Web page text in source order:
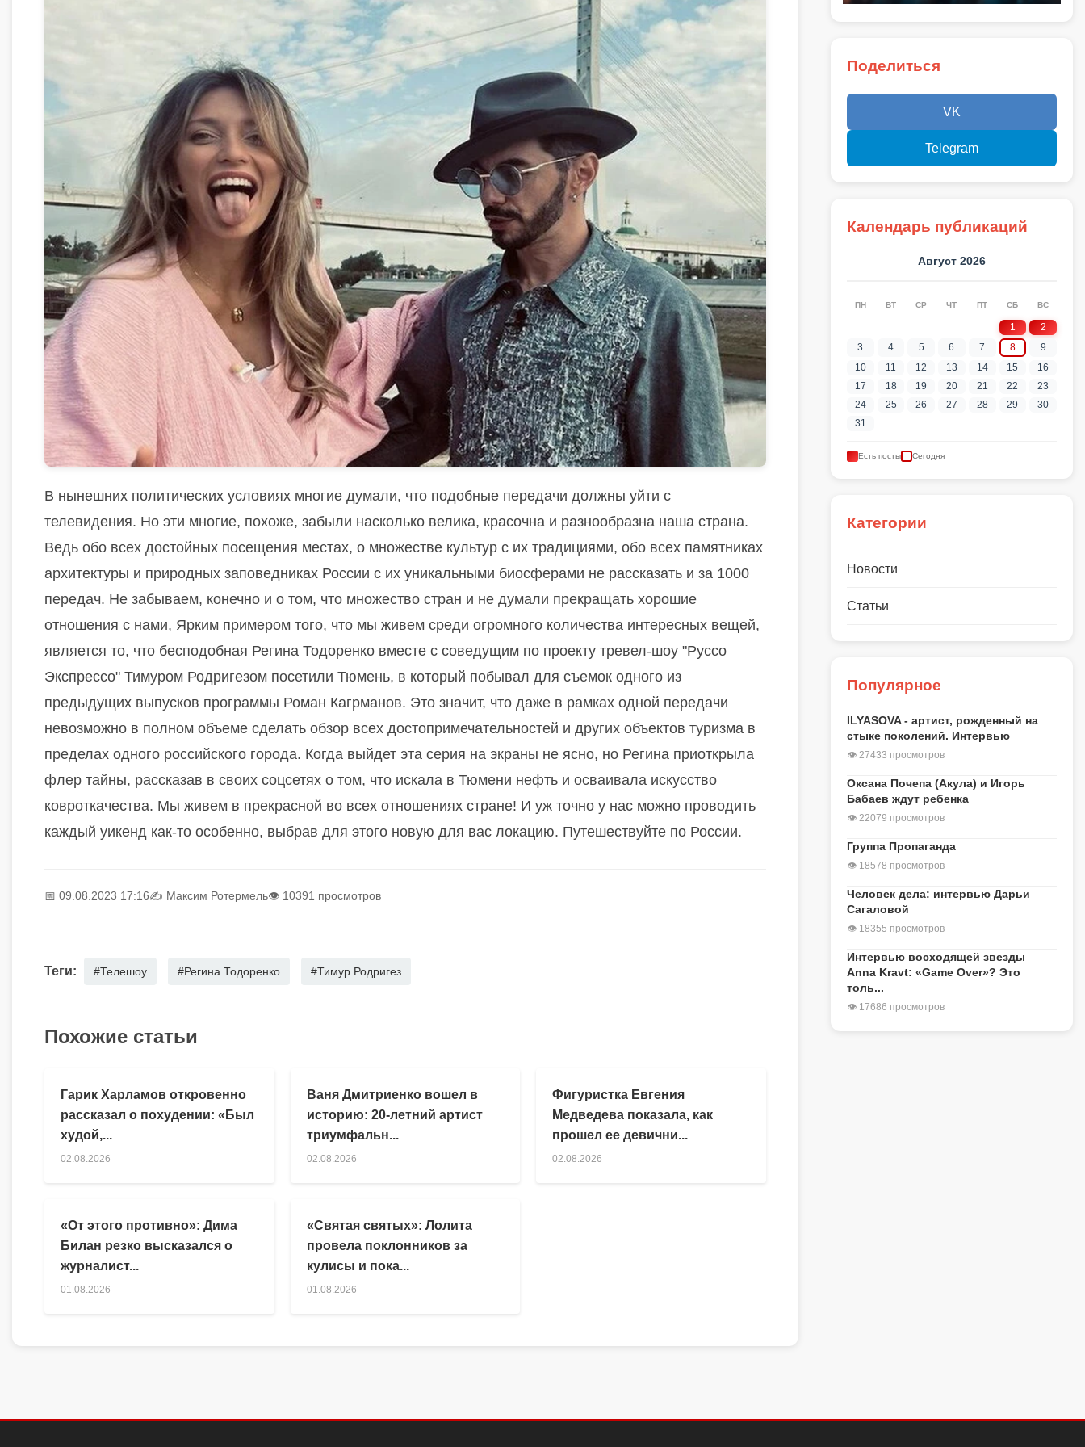
В нынешних политических условиях многие думали, что подобные передачи должны уйти с
телевидения. Но эти многие, похоже, забыли насколько велика, красочна и разнообразна наша страна.
Ведь обо всех достойных посещения местах, о множестве культур с их традициями, обо всех памятниках
архитектуры и природных заповедниках России с их уникальными биосферами не рассказать и за 1000
передач. Не забываем, конечно и о том, что множество стран и не думали прекращать хорошие
отношения с нами, Ярким примером того, что мы живем среди огромного количества интересных вещей,
является то, что бесподобная Регина Тодоренко вместе с соведущим по проекту тревел-шоу "Руссо
Экспрессо" Тимуром Родригезом посетили Тюмень, в который побывал для съемок одного из
предыдущих выпусков программы Роман Кагрманов. Это значит, что даже в рамках одной передачи
невозможно в полном объеме сделать обзор всех достопримечательностей и других объектов туризма в
пределах одного российского города. Когда выйдет эта серия на экраны не ясно, но Регина приоткрыла
флер тайны, рассказав в своих соцсетях о том, что искала в Тюмени нефть и осваивала искусство
ковроткачества. Мы живем в прекрасной во всех отношениях стране! И уж точно у нас можно проводить
каждый уикенд как-то особенно, выбрав для этого новую для вас локацию. Путешествуйте по России.
📅 09.08.2023 17:16✍️ Максим Ротермель👁 10391 просмотров
Теги: #Телешоу #Регина Тодоренко #Тимур Родригез
Похожие статьи
Гарик Харламов откровенно
рассказал о похудении: «Был
худой,...
02.08.2026
Ваня Дмитриенко вошел в
историю: 20-летний артист
триумфальн...
02.08.2026
Фигуристка Евгения
Медведева показала, как
прошел ее девични...
02.08.2026
«От этого противно»: Дима
Билан резко высказался о
журналист...
01.08.2026
«Святая святых»: Лолита
провела поклонников за
кулисы и пока...
01.08.2026
Поделиться
VK
Telegram
Календарь публикаций
Август 2026
ПН ВТ СР ЧТ ПТ СБ ВС
1
2
3
4 5 6 7 8
9
10
11 12 13 14 15
16
17
18 19 20 21 22
23
24
25 26 27 28 29
30
31
Есть посты Сегодня
Категории
Новости
Статьи
Популярное
ILYASOVA - артист, рожденный на
стыке поколений. Интервью
👁 27433 просмотров
Оксана Почепа (Акула) и Игорь
Бабаев ждут ребенка
👁 22079 просмотров
Группа Пропаганда
👁 18578 просмотров
Человек дела: интервью Дарьи
Сагаловой
👁 18355 просмотров
Интервью восходящей звезды
Anna Kravt: «Game Over»? Это
толь...
👁 17686 просмотров